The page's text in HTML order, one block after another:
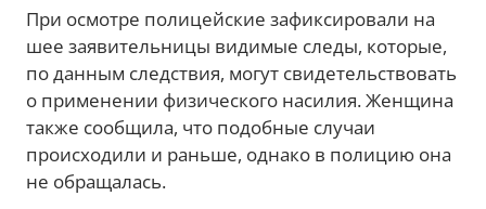
При осмотре полицейские зафиксировали на
шее заявительницы видимые следы, которые,
по данным следствия, могут свидетельствовать
о применении физического насилия. Женщина
также сообщила, что подобные случаи
происходили и раньше, однако в полицию она
не обращалась.